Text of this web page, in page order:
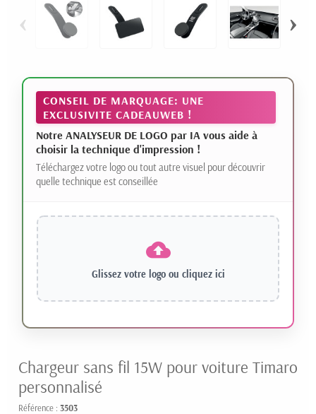
‹ ›
CONSEIL DE MARQUAGE: UNE
EXCLUSIVITE CADEAUWEB !
Notre ANALYSEUR DE LOGO par IA vous aide à
choisir la technique d'impression !
Téléchargez votre logo ou tout autre visuel pour découvrir
quelle technique est conseillée
Glissez votre logo ou cliquez ici
Chargeur sans fil 15W pour voiture Timaro
personnalisé
Référence : 3503